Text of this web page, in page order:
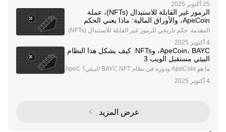
ored Ape Yacht Club (BAYC) البيئي. يُعد BAYC واح
الرموز غير القابلة للاستبدال (NFTs)، عملة
ApeCoin، والأوراق المالية: ماذا يعني الحكم
التاريخي لمستقبل الأصول الرقمية
المقدمة: حكم تاريخي للرموز غير القابلة للاستبدال (NFTs)
نيفات القانونية للرموز غير القابلة للاستبدال (NFTs) والعملا
ت المشفرة مثل ApeCoin. في قرار غي
ApeCoin، BAYC، وNFTs: كيف يشكل هذا النظام
البيئي مستقبل الويب 3
ما هو ApeCoin ودوره في نظام BAYC NFT البيئي؟ ApeC
عرض المزيد